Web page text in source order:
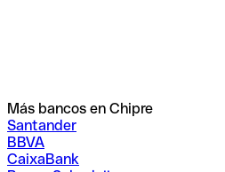
Más bancos en Chipre
Santander
BBVA
CaixaBank